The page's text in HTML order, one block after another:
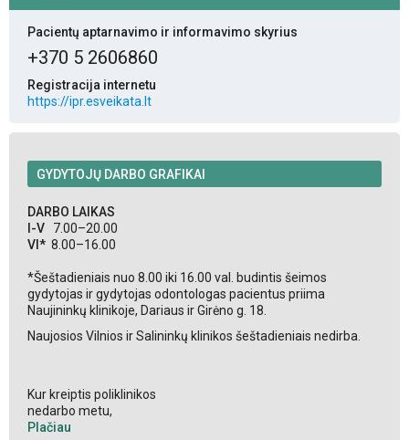
Pacientų aptarnavimo ir informavimo skyrius
+370 5 2606860
Registracija internetu
https://ipr.esveikata.lt
GYDYTOJŲ DARBO GRAFIKAI
DARBO LAIKAS
I-V 7.00–20.00
VI* 8.00–16.00
*Šeštadieniais nuo 8.00 iki 16.00 val. budintis šeimos
gydytojas ir gydytojas odontologas pacientus priima
Naujininkų klinikoje, Dariaus ir Girėno g. 18.
Naujosios Vilnios ir Salininkų klinikos šeštadieniais nedirba.
Kur kreiptis poliklinikos
nedarbo metu,
Plačiau